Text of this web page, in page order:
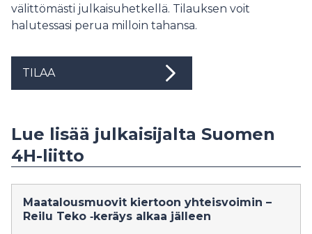
välittömästi julkaisuhetkellä. Tilauksen voit
halutessasi perua milloin tahansa.
TILAA
Lue lisää julkaisijalta Suomen
4H-liitto
Maatalousmuovit kiertoon yhteisvoimin –
Reilu Teko ‑keräys alkaa jälleen